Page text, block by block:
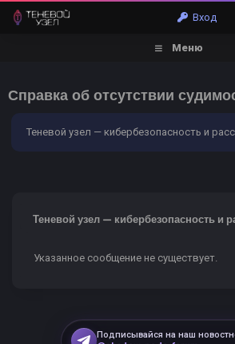
Вход
Меню
Справка об отсутствии
Теневой узел — кибербезопасность и
Теневой узел — кибербезопасность и
Указанное сообщение не существует.
Подписывайся на наш